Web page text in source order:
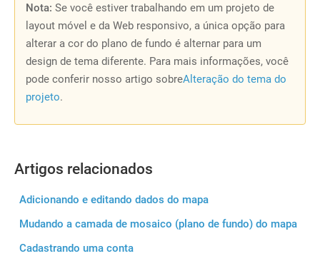
Nota: Se você estiver trabalhando em um projeto de
layout móvel e da Web responsivo, a única opção para
alterar a cor do plano de fundo é alternar para um
design de tema diferente. Para mais informações, você
pode conferir nosso artigo sobreAlteração do tema do
projeto.
Artigos relacionados
Adicionando e editando dados do mapa
Mudando a camada de mosaico (plano de fundo) do mapa
Cadastrando uma conta